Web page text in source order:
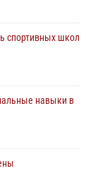
Росгвардии
спортивных школ
навыки в